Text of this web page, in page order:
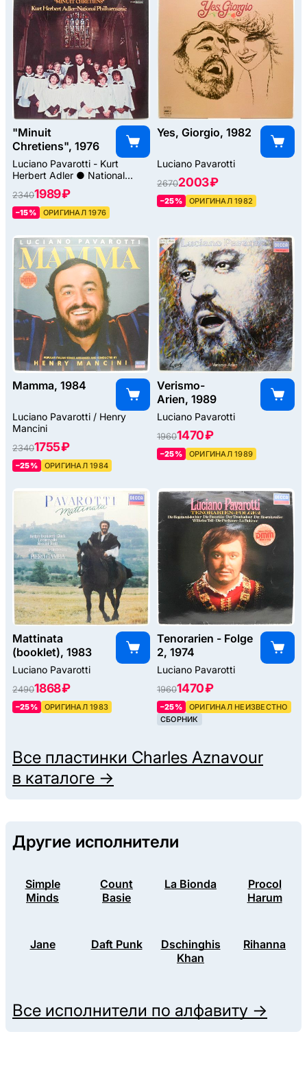
"Minuit
Chretiens", 1976
Luciano Pavarotti - Kurt
Herbert Adler ● National
Philharmonic
23401989 ₽
–15% ОРИГИНАЛ 1976
Yes, Giorgio, 1982
Luciano Pavarotti
26702003 ₽
–25% ОРИГИНАЛ 1982
Mamma, 1984
Luciano Pavarotti / Henry
Mancini
23401755 ₽
–25% ОРИГИНАЛ 1984
Verismo-
Arien, 1989
Luciano Pavarotti
19601470 ₽
–25% ОРИГИНАЛ 1989
Mattinata
(booklet), 1983
Luciano Pavarotti
24901868 ₽
–25% ОРИГИНАЛ 1983
Tenorarien - Folge
2, 1974
Luciano Pavarotti
19601470 ₽
–25%
ОРИГИНАЛ НЕИЗВЕСТНО
СБОРНИК
Все пластинки Charles Aznavour
в каталоге →
Другие исполнители
Simple
Minds
Count
Basie
La Bionda
Procol
Harum
Jane Daft Punk
Dschinghis
Khan
Rihanna
Все исполнители по алфавиту →